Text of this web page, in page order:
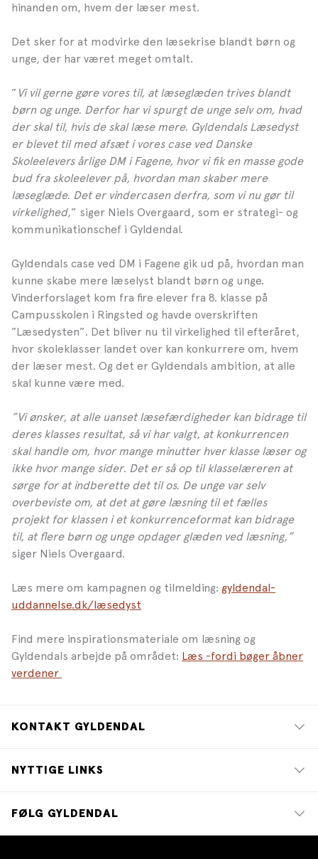
hinanden om, hvem der læser mest.
Det sker for at modvirke den læsekrise blandt børn og
unge, der har været meget omtalt.
” Vi vil gerne gøre vores til, at læseglæden trives blandt
børn og unge. Derfor har vi spurgt de unge selv om, hvad
der skal til, hvis de skal læse mere. Gyldendals Læsedyst
er blevet til med afsæt i vores case ved Danske
Skoleelevers årlige DM i Fagene, hvor vi fik en masse gode
bud fra skoleelever på, hvordan man skaber mere
læseglæde. Det er vindercasen derfra, som vi nu gør til
virkelighed,” siger Niels Overgaard, som er strategi- og
kommunikationschef i Gyldendal.
Gyldendals case ved DM i Fagene gik ud på, hvordan man
kunne skabe mere læselyst blandt børn og unge.
Vinderforslaget kom fra fire elever fra 8. klasse på
Campusskolen i Ringsted og havde overskriften
”Læsedysten”. Det bliver nu til virkelighed til efteråret,
hvor skoleklasser landet over kan konkurrere om, hvem
der læser mest. Og det er Gyldendals ambition, at alle
skal kunne være med.
”Vi ønsker, at alle uanset læsefærdigheder kan bidrage til
deres klasses resultat, så vi har valgt, at konkurrencen
skal handle om, hvor mange minutter hver klasse læser og
ikke hvor mange sider. Det er så op til klasselæreren at
sørge for at indberette det til os. De unge var selv
overbeviste om, at det at gøre læsning til et fælles
projekt for klassen i et konkurrenceformat kan bidrage
til, at flere børn og unge opdager glæden ved læsning,”
siger Niels Overgaard.
Læs mere om kampagnen og tilmelding: gyldendal-
uddannelse.dk/læsedyst
Find mere inspirationsmateriale om læsning og
Gyldendals arbejde på området: Læs -fordi bøger åbner
verdener
KONTAKT GYLDENDAL
NYTTIGE LINKS
FØLG GYLDENDAL